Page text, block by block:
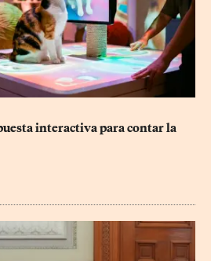
interactiva para contar la